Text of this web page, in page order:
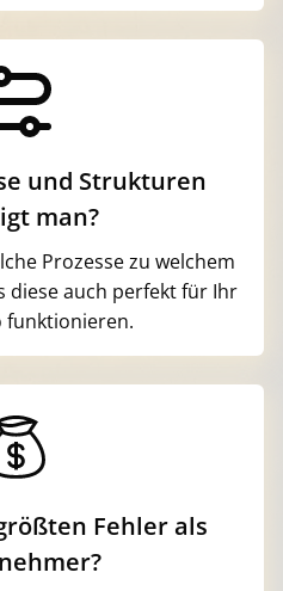
und Strukturen
man?
Prozesse zu welchem
diese auch perfekt für Ihr
funktionieren.
Fehler als